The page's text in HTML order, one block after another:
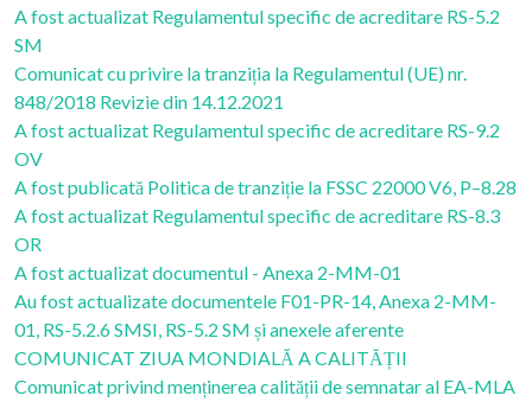
A fost actualizat Regulamentul specific de acreditare RS-5.2
SM
Comunicat cu privire la tranziția la Regulamentul (UE) nr.
848/2018 Revizie din 14.12.2021
A fost actualizat Regulamentul specific de acreditare RS-9.2
OV
A fost publicată Politica de tranziție la FSSC 22000 V6, P–8.28
A fost actualizat Regulamentul specific de acreditare RS-8.3
OR
A fost actualizat documentul - Anexa 2-MM-01
Au fost actualizate documentele F01-PR-14, Anexa 2-MM-
01, RS-5.2.6 SMSI, RS-5.2 SM și anexele aferente
COMUNICAT ZIUA MONDIALĂ A CALITĂȚII
Comunicat privind menținerea calității de semnatar al EA-MLA